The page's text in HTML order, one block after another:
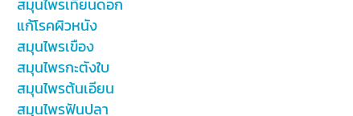
สมุนไพรเทียนดอก
แก้โรคผิวหนัง
สมุนไพรเขือง
สมุนไพรกะตังใบ
สมุนไพรต้นเอียน
สมุนไพรฟันปลา